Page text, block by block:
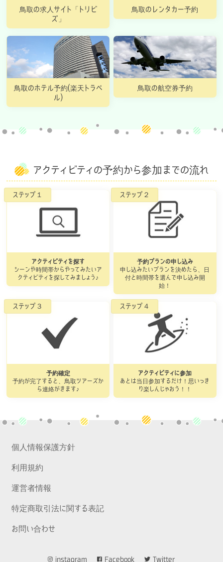
鳥取の求人サイト「トリビ
ズ」
鳥取のレンタカー予約
鳥取のホテル予約(楽天トラベ
ル)
鳥取の航空券予約
アクティビティの予約から参加までの流れ
アクティビティを探す
シーンや時間帯からやってみたいア
クティビティを探してみましょう♪
予約プランの申し込み
申し込みたいプランを決めたら、日
付と時間帯を選んで申し込み開
始！
予約確定
予約が完了すると、鳥取ツアーズか
ら連絡がきます♪
アクティビティに参加
あとは当日参加するだけ！思いっき
り楽しんじゃおう！！
個人情報保護方針
利用規約
運営者情報
特定商取引法に関する表記
お問い合わせ
instagram Facebook Twitter